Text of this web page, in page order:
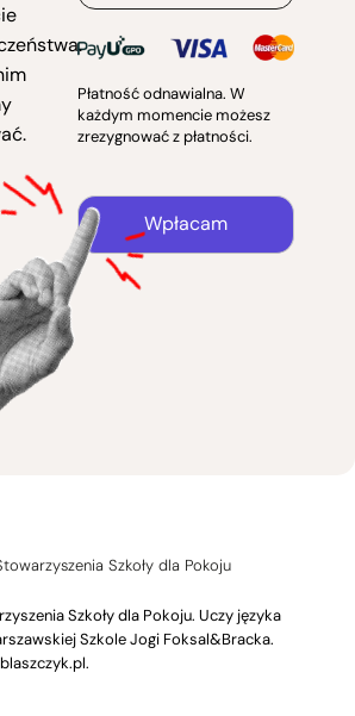
Płatność odnawialna. W
każdym momencie możesz
zrezygnować z płatności.
Wpłacam
Szkoły dla Pokoju
Szkoły dla Pokoju. Uczy języka
Szkole Jogi Foksal&Bracka.